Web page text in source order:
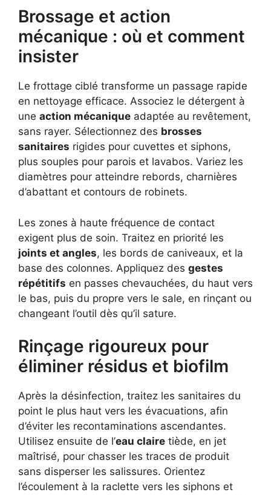
Brossage et action
mécanique : où et comment
insister
Le frottage ciblé transforme un passage rapide
en nettoyage efficace. Associez le détergent à
une action mécanique adaptée au revêtement,
sans rayer. Sélectionnez des brosses
sanitaires rigides pour cuvettes et siphons,
plus souples pour parois et lavabos. Variez les
diamètres pour atteindre rebords, charnières
d’abattant et contours de robinets.
Les zones à haute fréquence de contact
exigent plus de soin. Traitez en priorité les
joints et angles, les bords de caniveaux, et la
base des colonnes. Appliquez des gestes
répétitifs en passes chevauchées, du haut vers
le bas, puis du propre vers le sale, en rinçant ou
changeant l’outil dès qu’il sature.
Rinçage rigoureux pour
éliminer résidus et biofilm
Après la désinfection, traitez les sanitaires du
point le plus haut vers les évacuations, afin
d’éviter les recontaminations ascendantes.
Utilisez ensuite de l’eau claire tiède, en jet
maîtrisé, pour chasser les traces de produit
sans disperser les salissures. Orientez
l’écoulement à la raclette vers les siphons et